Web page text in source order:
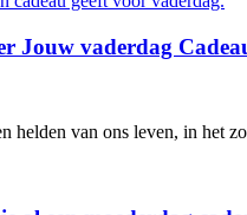
Jouw vaderdag
van ons leven, in het